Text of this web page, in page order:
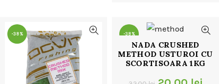
-38% -38%
NADA CRUSHED
METHOD USTUROI CU
SCORTISOARA 1KG